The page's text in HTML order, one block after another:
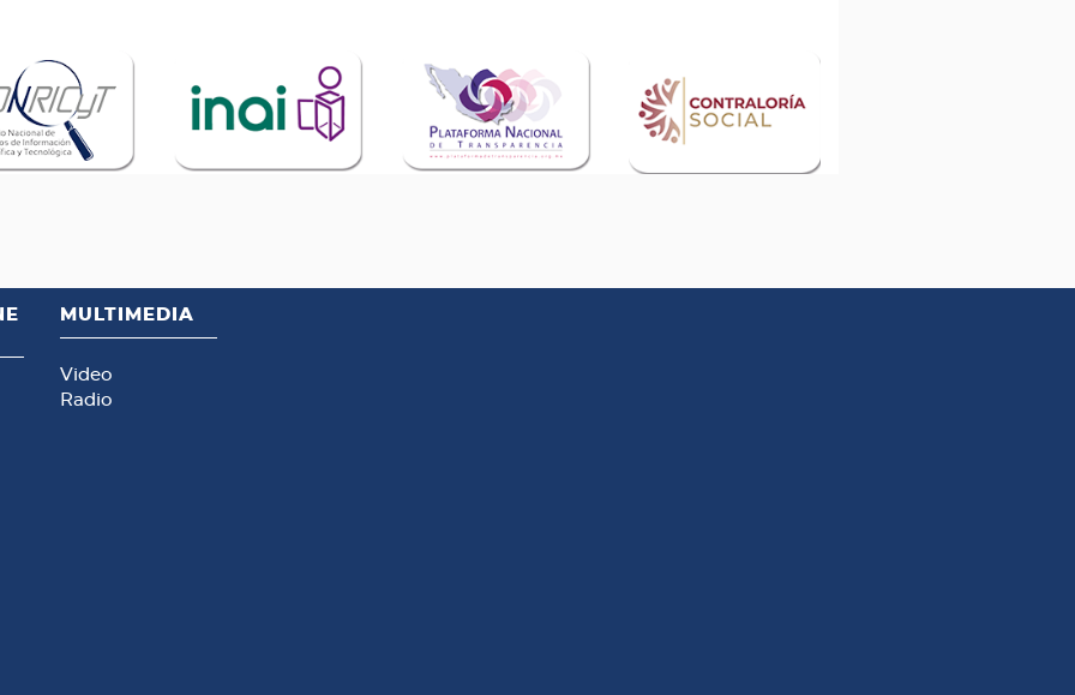
MULTIMEDIA
Video
Radio